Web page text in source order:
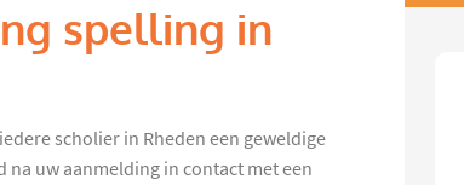
spelling in
scholier in Rheden een geweldige
uw aanmelding in contact met een